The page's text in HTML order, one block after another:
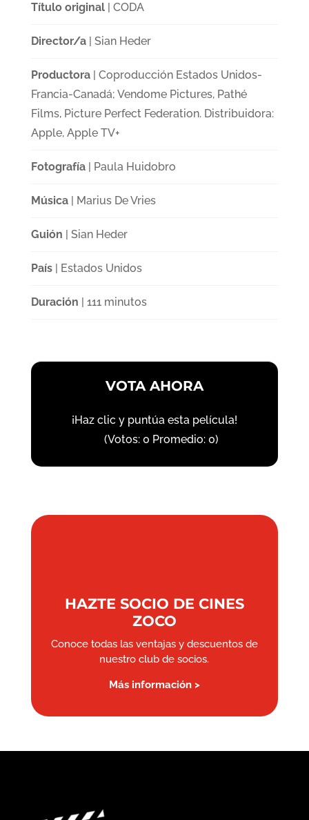
Título original| CODA
Director/a| Sian Heder
Productora| Coproducción Estados Unidos-
Francia-Canadá; Vendome Pictures, Pathé
Films, Picture Perfect Federation. Distribuidora:
Apple, Apple TV+
Fotografía| Paula Huidobro
Música| Marius De Vries
Guión | Sian Heder
País| Estados Unidos
Duración | 111 minutos
VOTA AHORA
¡Haz clic y puntúa esta película!
(Votos: 0 Promedio: 0)
HAZTE SOCIO DE CINES
ZOCO
Conoce todas las ventajas y descuentos de
nuestro club de socios.
Más información >